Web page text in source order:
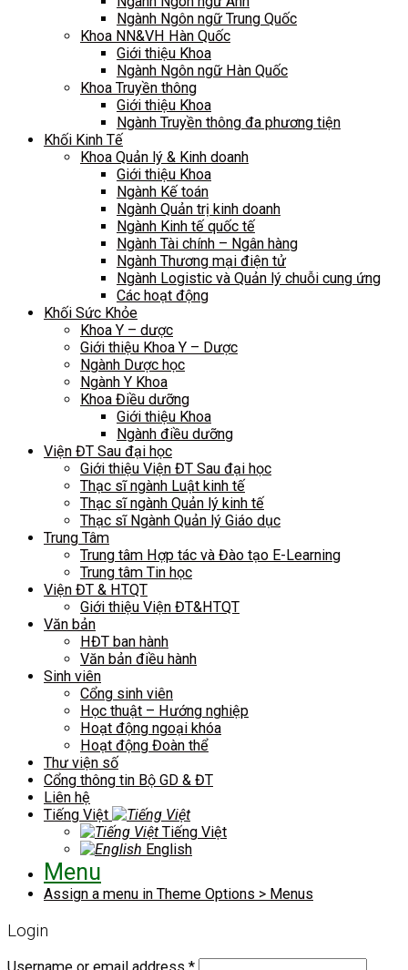
Ngành Ngôn ngữ Trung Quốc
Khoa NN&VH Hàn Quốc
Giới thiệu Khoa
Ngành Ngôn ngữ Hàn Quốc
Khoa Truyền thông
Giới thiệu Khoa
Ngành Truyền thông đa phương tiện
Khối Kinh Tế
Khoa Quản lý & Kinh doanh
Giới thiệu Khoa
Ngành Kế toán
Ngành Quản trị kinh doanh
Ngành Kinh tế quốc tế
Ngành Tài chính – Ngân hàng
Ngành Thương mại điện tử
Ngành Logistic và Quản lý chuỗi cung ứng
Các hoạt động
Khối Sức Khỏe
Khoa Y – dược
Giới thiệu Khoa Y – Dược
Ngành Dược học
Ngành Y Khoa
Khoa Điều dưỡng
Giới thiệu Khoa
Ngành điều dưỡng
Viện ĐT Sau đại học
Giới thiệu Viện ĐT Sau đại học
Thạc sĩ ngành Luật kinh tế
Thạc sĩ ngành Quản lý kinh tế
Thạc sĩ Ngành Quản lý Giáo dục
Trung Tâm
Trung tâm Hợp tác và Đào tạo E-Learning
Trung tâm Tin học
Viện ĐT & HTQT
Giới thiệu Viện ĐT&HTQT
Văn bản
HĐT ban hành
Văn bản điều hành
Sinh viên
Cổng sinh viên
Học thuật – Hướng nghiệp
Hoạt động ngoại khóa
Hoạt động Đoàn thể
Thư viện số
Cổng thông tin Bộ GD & ĐT
Liên hệ
Tiếng Việt
Tiếng Việt
English
Menu
Assign a menu in Theme Options > Menus
Login
Username or email address *